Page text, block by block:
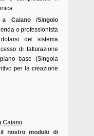
Caiano /Singolo
o professionista
del sistema
di fatturazione
base (Singola
per la creazione
nostro modulo di